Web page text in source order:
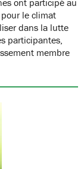
le climat
dans la lutte
participantes,
membre